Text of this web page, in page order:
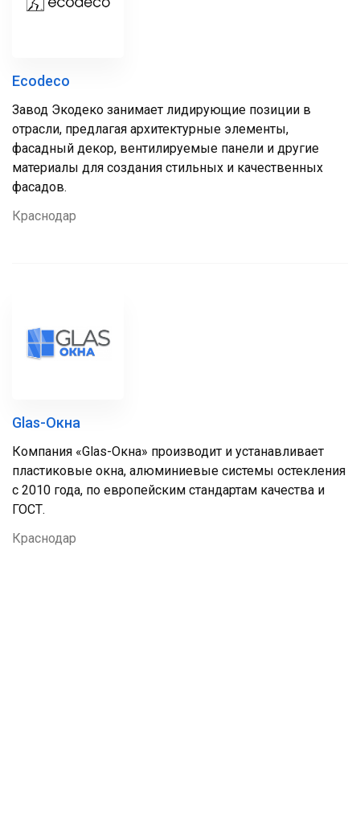
Ecodeco
Завод Экодеко занимает лидирующие позиции в
отрасли, предлагая архитектурные элементы,
фасадный декор, вентилируемые панели и другие
материалы для создания стильных и качественных
фасадов.
Краснодар
Glas-Окна
Компания «Glas-Окна» производит и устанавливает
пластиковые окна, алюминиевые системы остекления
с 2010 года, по европейским стандартам качества и
ГОСТ.
Краснодар